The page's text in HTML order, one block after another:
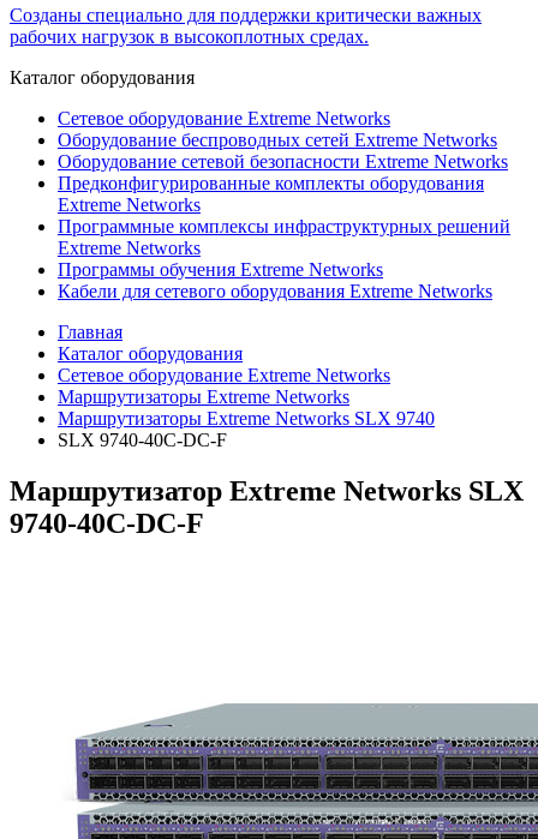
Созданы специально для поддержки критически важных
рабочих нагрузок в высокоплотных средах.
Каталог оборудования
Сетевое оборудование Extreme Networks
Оборудование беспроводных сетей Extreme Networks
Оборудование сетевой безопасности Extreme Networks
Предконфигурированные комплекты оборудования
Extreme Networks
Программные комплексы инфраструктурных решений
Extreme Networks
Программы обучения Extreme Networks
Кабели для сетевого оборудования Extreme Networks
Главная
Каталог оборудования
Сетевое оборудование Extreme Networks
Маршрутизаторы Extreme Networks
Маршрутизаторы Extreme Networks SLX 9740
SLX 9740-40C-DC-F
Маршрутизатор Extreme Networks SLX
9740-40C-DC-F